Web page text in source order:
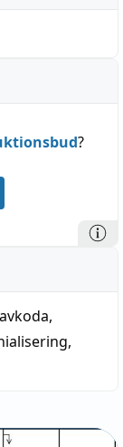
?
avkoda,
,